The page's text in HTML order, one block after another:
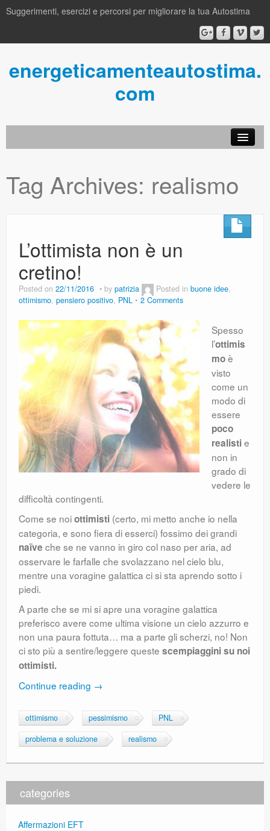
Suggerimenti, esercizi e percorsi per migliorare la tua Autostima
energeticamenteautostima.
com
About us
perTEcorsi
Tag Archives: realismo
L’ottimista non è un
cretino!
Posted on 22/11/2016 by patrizia Posted in buone idee,
ottimismo, pensiero positivo, PNL 2 Comments
Spesso
l’ottimis
moè
visto
come un
modo di
essere
poco
realistie
non in
grado di
vedere le
difficoltà contingenti.
Come se noiottimisti (certo, mi metto anche io nella
categoria, e sono fiera di esserci) fossimo dei grandi
naïve che se ne vanno in giro col naso per aria, ad
osservare le farfalle che svolazzano nel cielo blu,
mentre una voragine galattica ci si sta aprendo sotto i
piedi.
A parte che se mi si apre una voragine galattica
preferisco avere come ultima visione un cielo azzurro e
non una paura fottuta… ma a parte gli scherzi, no! Non
ci sto più a sentire/leggere queste scempiaggini su noi
ottimisti.
Continue reading →
ottimismo pessimismo
PNL
problema e soluzione
realismo
categories
Affermazioni EFT